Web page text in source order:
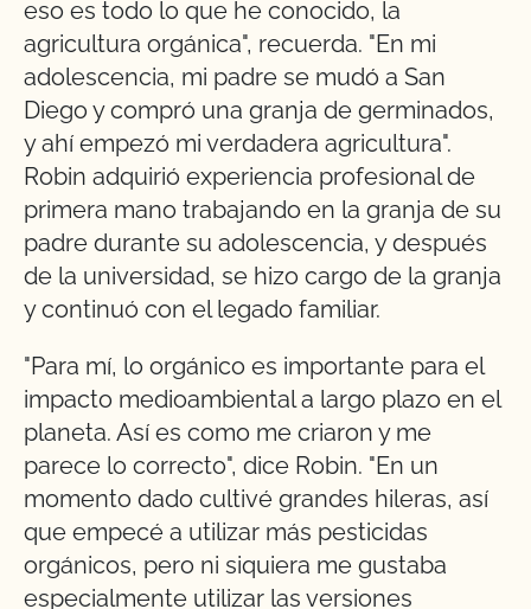
eso es todo lo que he conocido, la
agricultura orgánica", recuerda. "En mi
adolescencia, mi padre se mudó a San
Diego y compró una granja de germinados,
y ahí empezó mi verdadera agricultura".
Robin adquirió experiencia profesional de
primera mano trabajando en la granja de su
padre durante su adolescencia, y después
de la universidad, se hizo cargo de la granja
y continuó con el legado familiar.
"Para mí, lo orgánico es importante para el
impacto medioambiental a largo plazo en el
planeta. Así es como me criaron y me
parece lo correcto", dice Robin. "En un
momento dado cultivé grandes hileras, así
que empecé a utilizar más pesticidas
orgánicos, pero ni siquiera me gustaba
especialmente utilizar las versiones